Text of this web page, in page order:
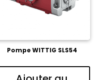
Pompe WITTIG SLS54